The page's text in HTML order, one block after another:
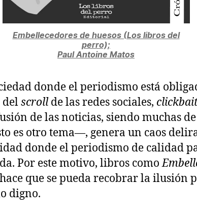
Embellecedores de huesos (Los libros del
perro);
Paul Antoine Matos
donde el periodismo está
delscroll de las redes sociales,
de las noticias, siendo muchas
es otro tema—, genera un caos
donde el periodismo de calidad
Por este motivo, libros como
hace que se pueda recobrar la ilusión
digno.